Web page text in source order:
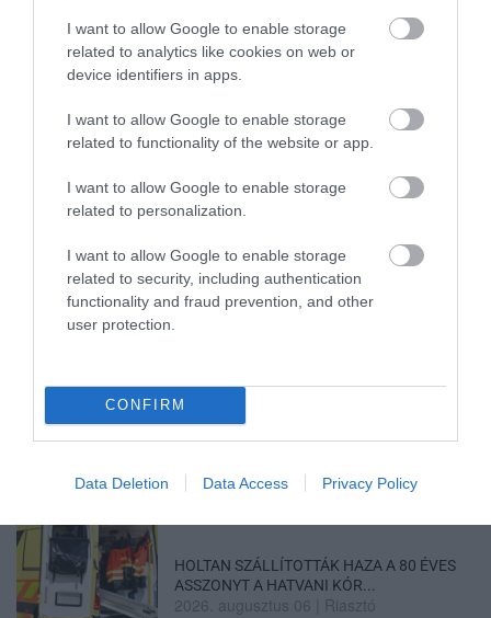
I want to allow Google to enable storage
related to analytics like cookies on web or
device identifiers in apps.
I want to allow Google to enable storage
related to functionality of the website or app.
I want to allow Google to enable storage
related to personalization.
I want to allow Google to enable storage
related to security, including authentication
functionality and fraud prevention, and other
user protection.
CONFIRM
Data Deletion Data Access Privacy Policy
LAKÓÉPÜLETEK LÁNGOLTAK SZERDÁN
2026. augusztus 06
„NEM TETTÜNK NYOMÁST A FIUNKRA” –
2026. augusztus 06|Sport
ÚJ HŰTŐRENDSZER A MARKHOT FERENC
KÓRHÁZBAN: TÖBB MINT 70 ...
2026. augusztus 06
HOLTAN SZÁLLÍTOTTÁK HAZA A 80 ÉVES
ASSZONYT A HATVANI KÓR...
2026. augusztus 06 Riasztó